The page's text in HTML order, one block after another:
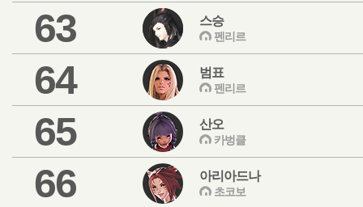
63 스승
펜리르
64 범표
펜리르
65 산오
카벙클
66 아리아드나
초코보